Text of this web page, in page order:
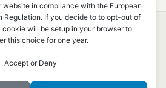
Skrivbord
website in compliance with the European
Regulation. If you decide to to opt-out of
will be setup in your browser to
this choice for one year.
Accept or Deny